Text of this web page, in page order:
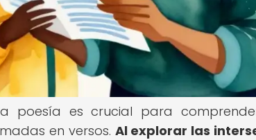
poesía es crucial para
en versos. Al explorar las